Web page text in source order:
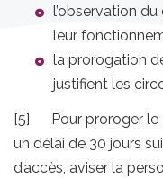
l’observation
leur
la prorogation
justifient les
[5] Pour proroger le
un délai de 30 jours
d’accès, aviser la